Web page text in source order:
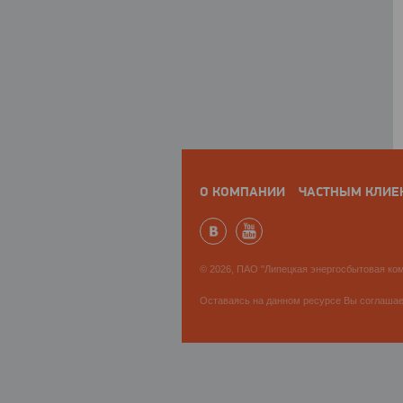
О КОМПАНИИ ЧАСТНЫМ
© 2026, ПАО "Липецкая энергосбытовая
Оставаясь на данном ресурсе Вы